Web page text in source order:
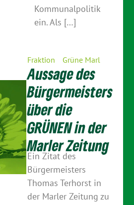
Kommunalpolitik
ein. Als […]
Fraktion Grüne Marl
Aussage des
Bürgermeisters
über die
GRÜNEN in der
Marler Zeitung
Ein Zitat des
Bürgermeisters
Thomas Terhorst in
der Marler Zeitung zu